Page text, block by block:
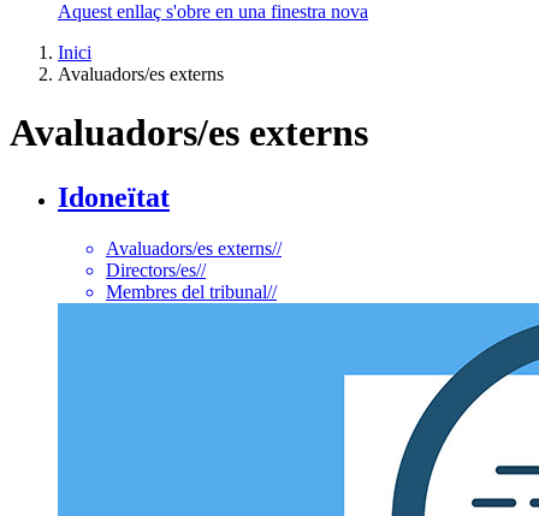
Aquest enllaç s'obre en una finestra nova
Inici
Avaluadors/es externs
Avaluadors/es externs
Idoneïtat
Avaluadors/es externs//
Directors/es//
Membres del tribunal//